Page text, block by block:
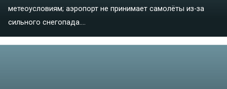
метеоусловиям; аэропорт не принимает самолёты из-за
сильного снегопада....